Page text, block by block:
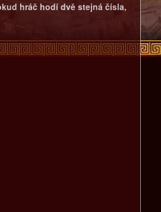
hráč hodí dvě stejná čísla,